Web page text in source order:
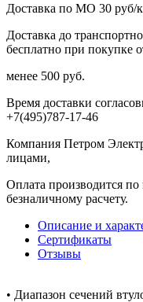
Доставка по МО 30
Доставка до
бесплатно при покупке
менее 500 руб.
Время доставки
+7(495)787-17-46
Компания Петром
лицами,
Оплата производится
безналичному расчету.
Описание и
Сертификаты
Отзывы
• Диапазон сечений